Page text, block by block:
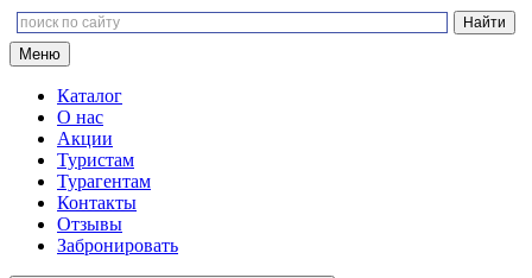
Меню
Каталог
О нас
Акции
Туристам
Турагентам
Контакты
Отзывы
Забронировать